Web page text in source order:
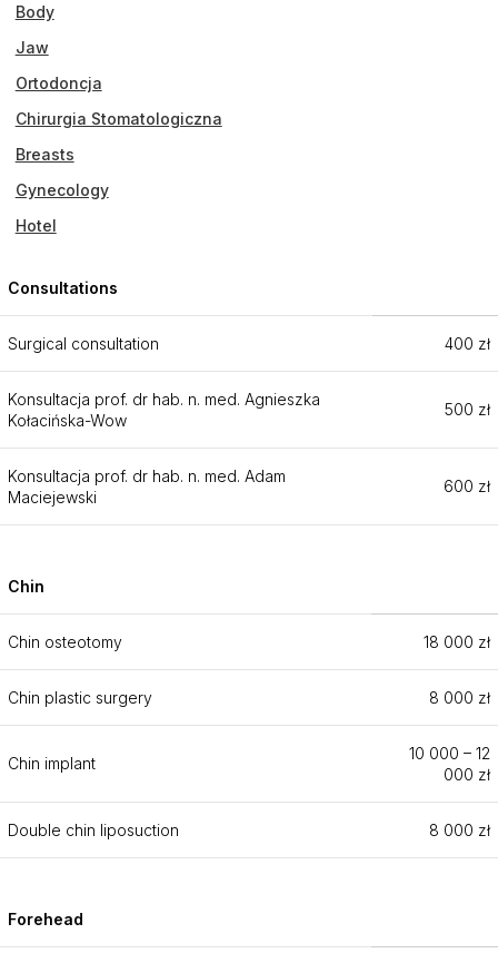
Body
Jaw
Ortodoncja
Chirurgia Stomatologiczna
Breasts
Gynecology
Hotel
Consultations
Surgical consultation 400 zł
Konsultacja prof. dr hab. n. med. Agnieszka
Kołacińska-Wow
500 zł
Konsultacja prof. dr hab. n. med. Adam
Maciejewski
600 zł
Chin
Chin osteotomy 18 000 zł
Chin plastic surgery 8 000 zł
Chin implant
10 000 – 12
000 zł
Double chin liposuction 8 000 zł
Forehead